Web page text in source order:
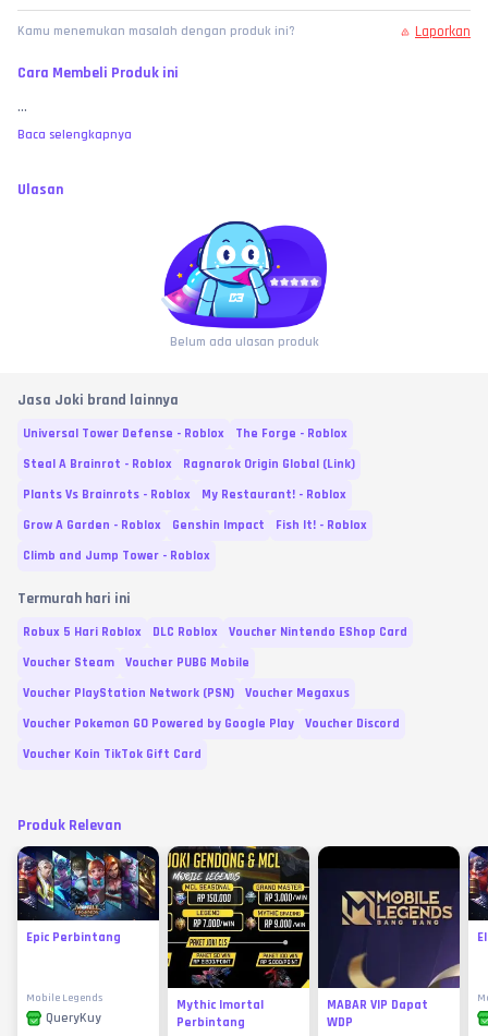
Kamu menemukan masalah dengan produk ini? Laporkan
Cara Membeli Produk ini
...
Baca selengkapnya
Ulasan
Belum ada ulasan produk
Jasa Joki brand lainnya
Universal Tower Defense - Roblox
The Forge - Roblox
Steal A Brainrot - Roblox
Ragnarok Origin Global (Link)
Plants Vs Brainrots - Roblox
My Restaurant! - Roblox
Grow A Garden - Roblox
Genshin Impact
Fish It! - Roblox
Climb and Jump Tower - Roblox
Termurah hari ini
Robux 5 Hari Roblox DLC Roblox
Voucher Nintendo EShop Card
Voucher Steam
Voucher PUBG Mobile
Voucher PlayStation Network (PSN)
Voucher Megaxus
Voucher Pokemon GO Powered by Google Play
Voucher Discord
Voucher Koin TikTok Gift Card
Produk Relevan
Epic Perbintang
Mobile Legends
QueryKuy
Mythic Imortal
Perbintang
MABAR VIP Dapat
WDP